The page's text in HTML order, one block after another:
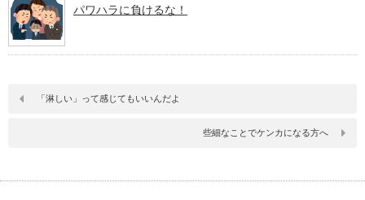
パワハラに負けるな！
「淋しい」って感じてもいいんだよ
些細なことでケンカになる方へ